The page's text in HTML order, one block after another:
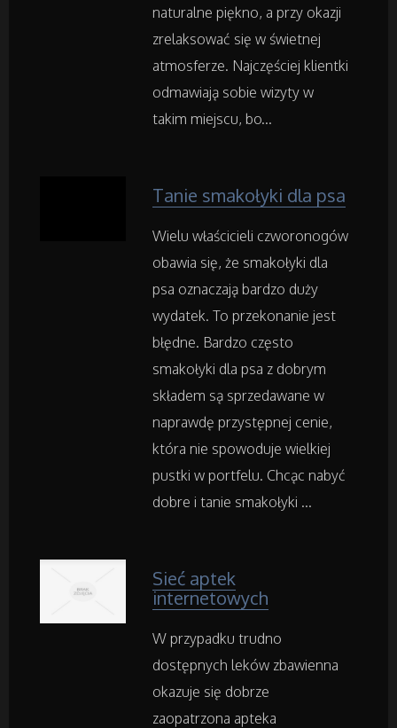
Art. Spożywcze
Inne Sklepy
Maszyny
Przemysł Metalowy
Samochody
Transport
Części Samochodowe
Wynajem
Salony, Komisy
Materiały Promocyjne
Agencje Reklamowe
naturalne piękno, a przy okazji
zrelaksować się w świetnej
atmosferze. Najczęściej klientki
odmawiają sobie wizyty w
takim miejscu, bo...
Tanie smakołyki dla psa
Wielu właścicieli czworonogów
obawia się, że smakołyki dla
psa oznaczają bardzo duży
wydatek. To przekonanie jest
błędne. Bardzo często
smakołyki dla psa z dobrym
składem są sprzedawane w
naprawdę przystępnej cenie,
która nie spowoduje wielkiej
pustki w portfelu. Chcąc nabyć
dobre i tanie smakołyki ...
Sieć aptek
internetowych
W przypadku trudno
dostępnych leków zbawienna
okazuje się dobrze
zaopatrzona apteka